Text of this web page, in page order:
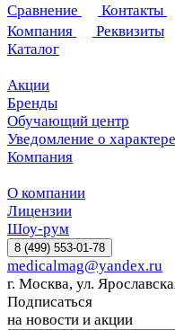
Сравнение
Контакты
Компания
Реквизиты
Каталог
Акции
Бренды
Обучающий центр
Уведомление о
Компания
О компании
Лицензии
Шоу-рум
8 (499) 553-01-78
medicalmag@yandex.ru
г. Москва, ул.
Подписаться
на новости и акции